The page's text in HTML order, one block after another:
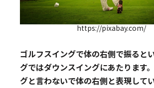
https://pixabay.com/
ゴルフスイングで体の右側で振ると
グではダウンスイングにあたります
グと言わないで体の右側と表現して